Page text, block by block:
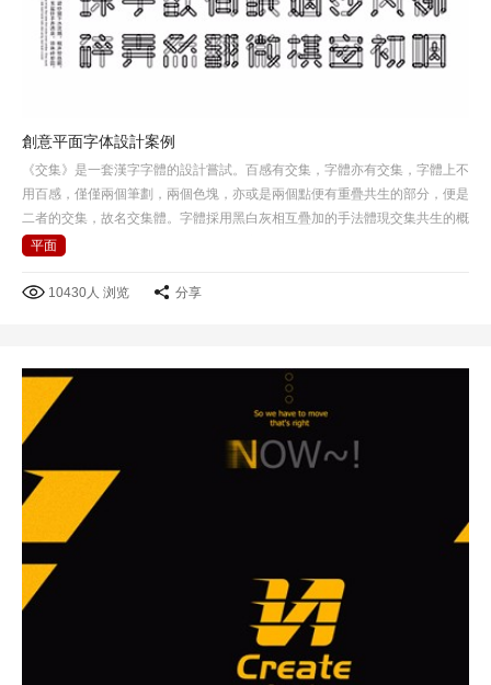
創意平面字体設計案例
《交集》是一套漢字字體的設計嘗試。百感有交集，字體亦有交集，字體上不
用百感，僅僅兩個筆劃，兩個色塊，亦或是兩個點便有重疊共生的部分，便是
二者的交集，故名交集體。字體採用黑白灰相互疊加的手法體現交集共生的概
念，在黑白灰背景下所呈現感覺也不一樣。
平面
10430人 浏览 分享